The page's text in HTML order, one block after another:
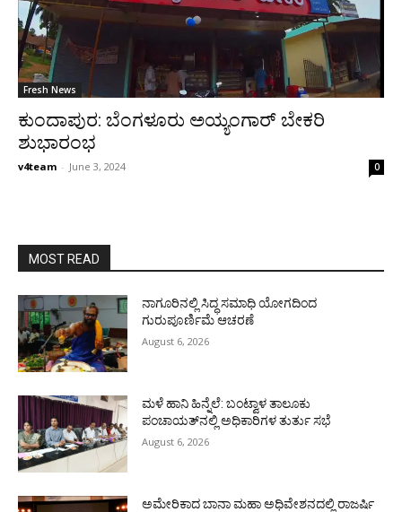
Fresh News
ಕುಂದಾಪುರ: ಬೆಂಗಳೂರು ಅಯ್ಯಂಗಾರ್ ಬೇಕರಿ
ಶುಭಾರಂಭ
v4team - June 3, 2024 0
MOST READ
ನಾಗೂರಿನಲ್ಲಿ ಸಿದ್ಧ ಸಮಾಧಿ ಯೋಗದಿಂದ
ಗುರುಪೂರ್ಣಿಮೆ ಆಚರಣೆ
August 6, 2026
ಮಳೆ ಹಾನಿ ಹಿನ್ನೆಲೆ: ಬಂಟ್ವಾಳ ತಾಲೂಕು
ಪಂಚಾಯತ್‌ನಲ್ಲಿ ಅಧಿಕಾರಿಗಳ ತುರ್ತು ಸಭೆ
August 6, 2026
ಅಮೇರಿಕಾದ ಬಾನಾ ಮಹಾ ಅಧಿವೇಶನದಲ್ಲಿ ರಾಜರ್ಷಿ